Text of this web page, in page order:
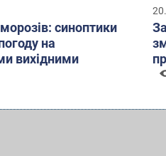
синоптики
на
вихідними